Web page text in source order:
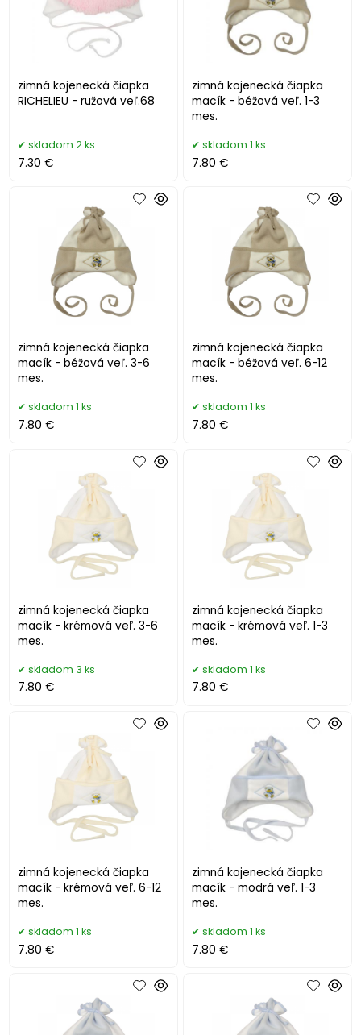
zimná kojenecká čiapka
RICHELIEU - ružová veľ.68
skladom 2 ks
7.30 €
zimná kojenecká čiapka
macík - béžová veľ. 1-3
mes.
skladom 1 ks
7.80 €
zimná kojenecká čiapka
macík - béžová veľ. 3-6
mes.
skladom 1 ks
7.80 €
zimná kojenecká čiapka
macík - béžová veľ. 6-12
mes.
skladom 1 ks
7.80 €
zimná kojenecká čiapka
macík - krémová veľ. 3-6
mes.
skladom 3 ks
7.80 €
zimná kojenecká čiapka
macík - krémová veľ. 1-3
mes.
skladom 1 ks
7.80 €
zimná kojenecká čiapka
macík - krémová veľ. 6-12
mes.
skladom 1 ks
7.80 €
zimná kojenecká čiapka
macík - modrá veľ. 1-3
mes.
skladom 1 ks
7.80 €